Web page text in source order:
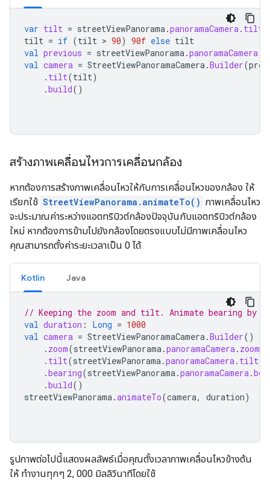
var tilt = streetViewPanorama .panoramaCamera . tilt
tilt = if (tilt > 90) 90f else tilt
val previous = streetViewPanorama .panoramaCamera
val camera = StreetViewPanoramaCamera .Builder(
. tilt(tilt)
.build()
สร้างภาพเคลื่อนไหวการเคลื่อนกล้อง
หากต้องการสร้างภาพเคลื่อนไหวให้กับการเคลื่อนไหวของกล้อง ให้
เรียกใช้ StreetViewPanorama.animateTo() ภาพเคลื่อนไหว
จะประมาณค่าระหว่างแอตทริบิวต์กล้องปัจจุบันกับแอตทริบิวต์กล้อง
ใหม่ หากต้องการข้ามไปยังกล้องโดยตรงแบบไม่มีภาพเคลื่อนไหว
คุณสามารถตั้งค่าระยะเวลาเป็น 0 ได้
Kotlin Java
// Keeping the zoom and tilt. Animate bearing by
val duration : Long = 1000
val camera = StreetViewPanoramaCamera .Builder()
. zoom(streetViewPanorama .panoramaCamera . zoom
. tilt(streetViewPanorama .panoramaCamera . tilt
.bearing(streetViewPanorama .panoramaCamera .
.build()
streetViewPanorama .animateTo(camera, duration)
รูปภาพต่อไปนี้แสดงผลลัพธ์เมื่อคุณตั้งเวลาภาพเคลื่อนไหวข้างต้น
ให้ ทำงานทุกๆ 2, 000 มิลลิวินาทีโดยใช้